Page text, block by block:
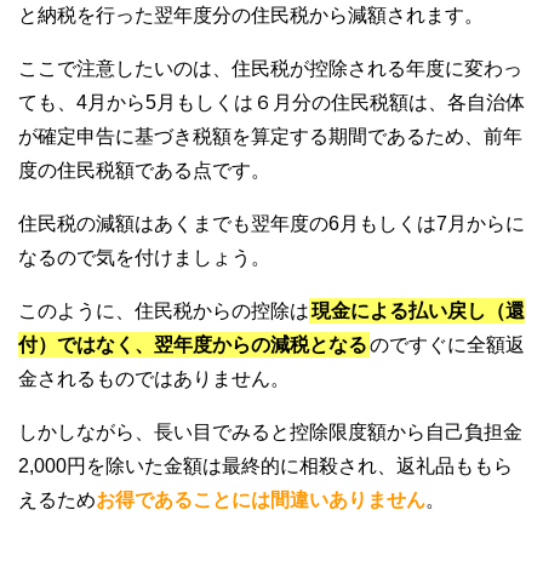
と納税を行った翌年度分の住民税から減額されます。
ここで注意したいのは、住民税が控除される年度に変わっ
ても、4月から5月もしくは６月分の住民税額は、各自治体
が確定申告に基づき税額を算定する期間であるため、前年
度の住民税額である点です。
住民税の減額はあくまでも翌年度の6月もしくは7月からに
なるので気を付けましょう。
このように、住民税からの控除は現金による払い戻し（還
付）ではなく、翌年度からの減税となるのですぐに全額返
金されるものではありません。
しかしながら、長い目でみると控除限度額から自己負担金
2,000円を除いた金額は最終的に相殺され、返礼品ももら
えるためお得であることには間違いありません。